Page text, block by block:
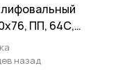
ПП, 64С,
K7 V35, среднее
назад